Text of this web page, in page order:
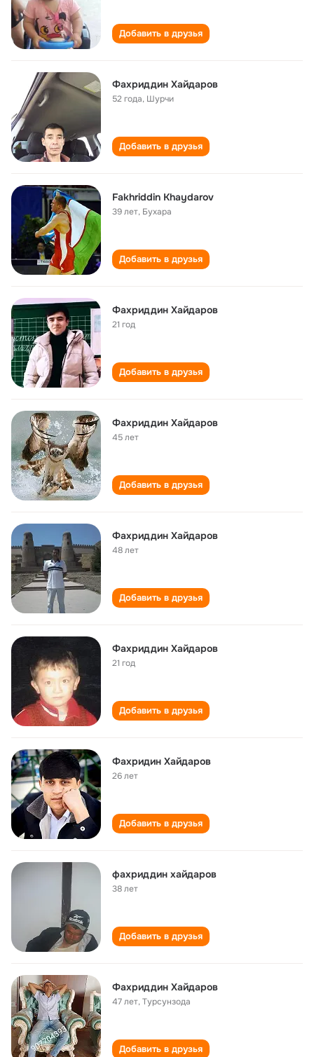
Добавить в друзья
Фахриддин Хайдаров
52 года, Шурчи
Добавить в друзья
Fakhriddin Khaydarov
39 лет, Бухара
Добавить в друзья
Фахриддин Хайдаров
21 год
Добавить в друзья
Фахриддин Хайдаров
45 лет
Добавить в друзья
Фахриддин Хайдаров
48 лет
Добавить в друзья
Фахриддин Хайдаров
21 год
Добавить в друзья
Фахридин Хайдаров
26 лет
Добавить в друзья
фахриддин хайдаров
38 лет
Добавить в друзья
Фахриддин Хайдаров
47 лет,Турсунзода
Добавить в друзья